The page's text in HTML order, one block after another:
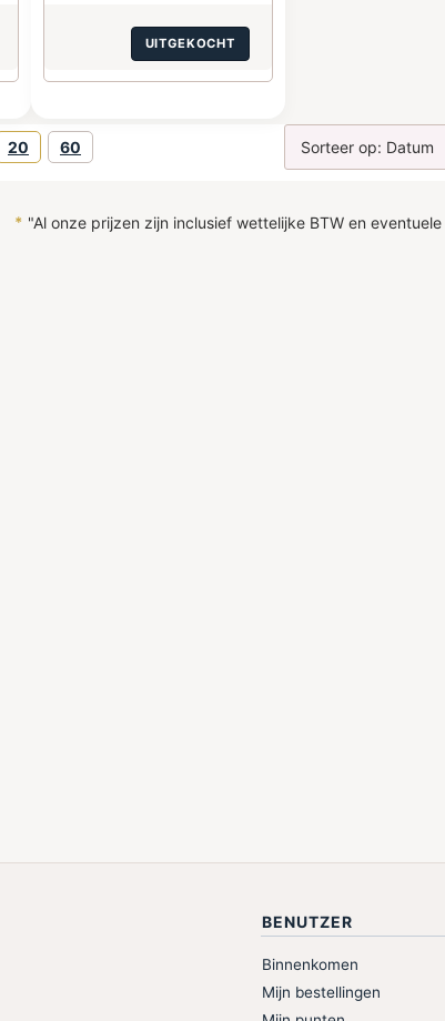
UITGEKOCHT
20 60
* "Al onze prijzen zijn inclusief wettelijke BTW en eventuele
BENUTZER
Binnenkomen
Mijn bestellingen